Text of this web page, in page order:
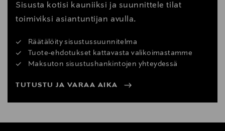
Sisusta kotisi kauniiksi ja suunnittele tilat
toimiviksi asiantuntijan avulla.
Räätälöity sisustussuunnitelma
Tuote-ehdotukset kattavasta valikoimastamme
Maksuton sisustushankintojen yhteydessä
TUTUSTU JA VARAA AIKA